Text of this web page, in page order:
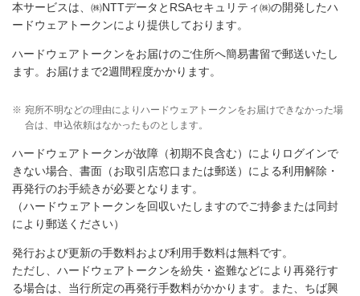
本サービスは、㈱NTTデータとRSAセキュリティ㈱の開発したハ
ードウェアトークンにより提供しております。
ハードウェアトークンをお届けのご住所へ簡易書留で郵送いたし
ます。お届けまで2週間程度かかります。
※ 宛所不明などの理由によりハードウェアトークンをお届けできなかった場
合は、申込依頼はなかったものとします。
ハードウェアトークンが故障（初期不良含む）によりログインで
きない場合、書面（お取引店窓口または郵送）による利用解除・
再発行のお手続きが必要となります。
（ハードウェアトークンを回収いたしますのでご持参または同封
により郵送ください）
発行および更新の手数料および利用手数料は無料です。
ただし、ハードウェアトークンを紛失・盗難などにより再発行す
る場合は、当行所定の再発行手数料がかかります。また、ちば興